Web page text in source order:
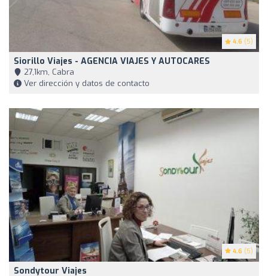
4.6 (5)
Siorillo Viajes - AGENCIA VIAJES Y AUTOCARES
27,1km, Cabra
Ver dirección y datos de contacto
4.6 (5)
Sondytour Viajes